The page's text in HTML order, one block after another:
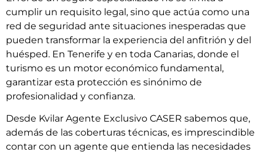
cumplir un requisito legal, sino que actúa como una
red de seguridad ante situaciones inesperadas que
pueden transformar la experiencia del anfitrión y del
huésped. En Tenerife y en toda Canarias, donde el
turismo es un motor económico fundamental,
garantizar esta protección es sinónimo de
profesionalidad y confianza.
Desde Kvilar Agente Exclusivo CASER sabemos que,
además de las coberturas técnicas, es imprescindible
contar con un agente que entienda las necesidades